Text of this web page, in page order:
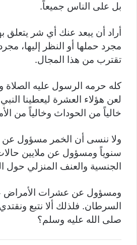
بل على الناس جميعاً.
أراد أن يبعد عنك أي شر يتعلق
مجرد حملها أو النظر إليها،
تقترب من هذا المجال.
كله حرمه الرسول عليه الصلاة
لعن هؤلاء العشرة ليعطينا
خالياً من الحوداث وخالياً من
ولا ننسى أن الخمر مسؤول عن
سنوياً ومسؤول عن ملايين
الجنسية والعنف المنزلي حول
ومسؤول عن عشرات الأمراض
السرطان. فلذلك ألا نتبع
صلى الله عليه وسلم؟